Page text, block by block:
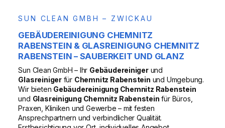
SUN CLEAN GMBH – ZWICKAU
GEBÄUDEREINIGUNG CHEMNITZ
RABENSTEIN & GLASREINIGUNG CHEMNITZ
RABENSTEIN – SAUBERKEIT UND GLANZ
Sun Clean GmbH – Ihr Gebäudereinigerund
Glasreinigerfür Chemnitz Rabenstein und Umgebung.
Wir bieten Gebäudereinigung Chemnitz Rabenstein
und Glasreinigung Chemnitz Rabenstein für Büros,
Praxen, Kliniken und Gewerbe – mit festen
Ansprechpartnern und verbindlicher Qualität.